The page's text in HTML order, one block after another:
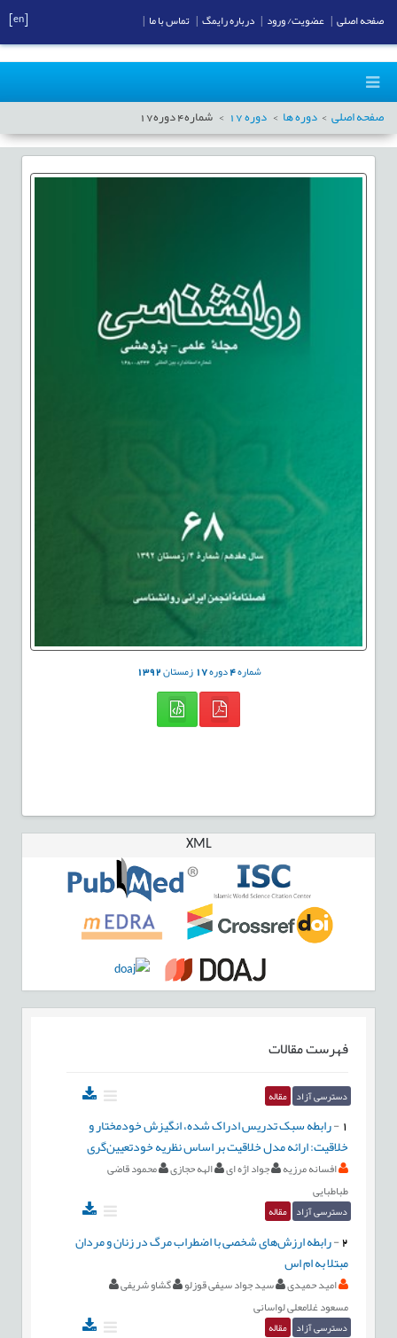
صفحه اصلی دوره ها دوره17 شماره4دوره17
شماره4دوره17زمستان1392
XML
فهرست مقالات
دسترسی آزاد مقاله
-رابطه سبک تدریس ادراک شده، انگیزش خودمختار و
خلاقیت: ارائه مدل خلاقیت بر اساس نظریه خودتعیین‌گری
افسانه مرزیه جواد اژه ای الهه حجازی
محمود قاضی
طباطبايی
دسترسی آزاد مقاله
2
-رابطه ارزش‌های شخصی با اضطراب مرگ در زنان و مردان
مبتلا به ام اس
امید حمیدی سید جواد سیفی قوزلو
گشاو شریفی
مسعود غلامعلی لواسانی
دسترسی آزاد مقاله
صفحه اصلی عضویت/ ورود درباره رایمگ تماس با ما